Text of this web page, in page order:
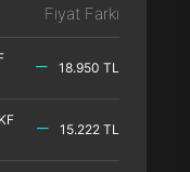
Fiyat Farkı
18.950 TL
15.222 TL